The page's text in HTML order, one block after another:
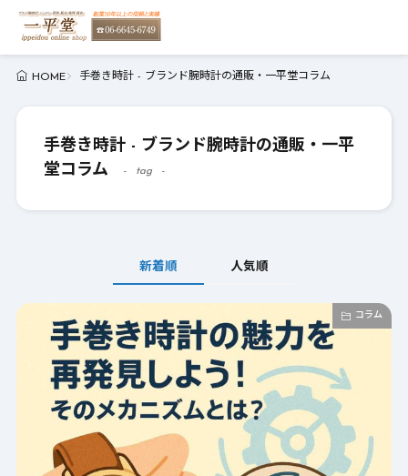
HOME 手巻き時計 - ブランド腕時計の通販・一平堂コラム
手巻き時計 - ブランド腕時計の通販・一平
堂コラム
tag
新着順 人気順
コラム